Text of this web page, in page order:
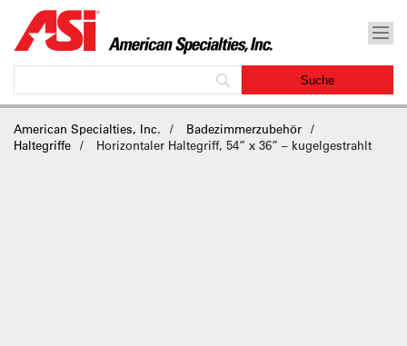
American Specialties, Inc.
Badezimmerzubehör
Haltegriffe
Horizontaler Haltegriff, 54” x 36” – kugelgestrahlt